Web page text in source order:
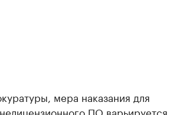
мера наказания для
ПО варьируется